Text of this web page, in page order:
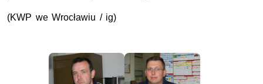
(KWP we Wrocławiu / ig)